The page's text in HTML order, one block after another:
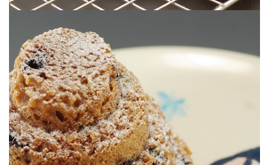
¡Muchas felicidades mi Princesita!